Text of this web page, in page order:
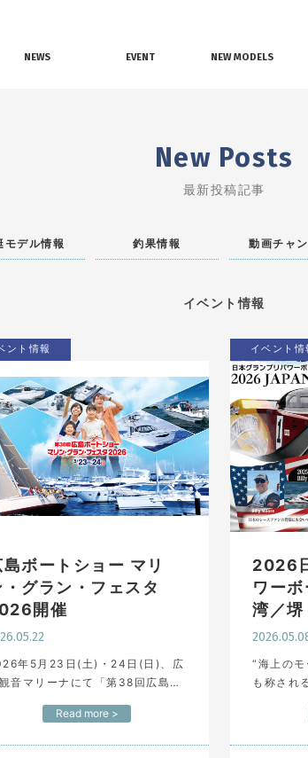
NEWS EVENT NEW MODELS
New Posts
最新投稿記事
モデル情報 釣果情報 動画チャ
イベント情報
ント情報
島ボートショー マリ
・グラン・フェスタ
開催
年5月23日(土)・24日(日)、広
音マリーナにて「第38回広島ボ
2026」が開催されます。 ボー
Read more >
イベント情
2026
ワー
湾／
“海上の
も称され
レース